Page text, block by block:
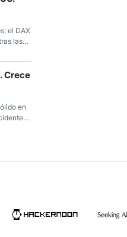
el DAX
las
en
Crece
en